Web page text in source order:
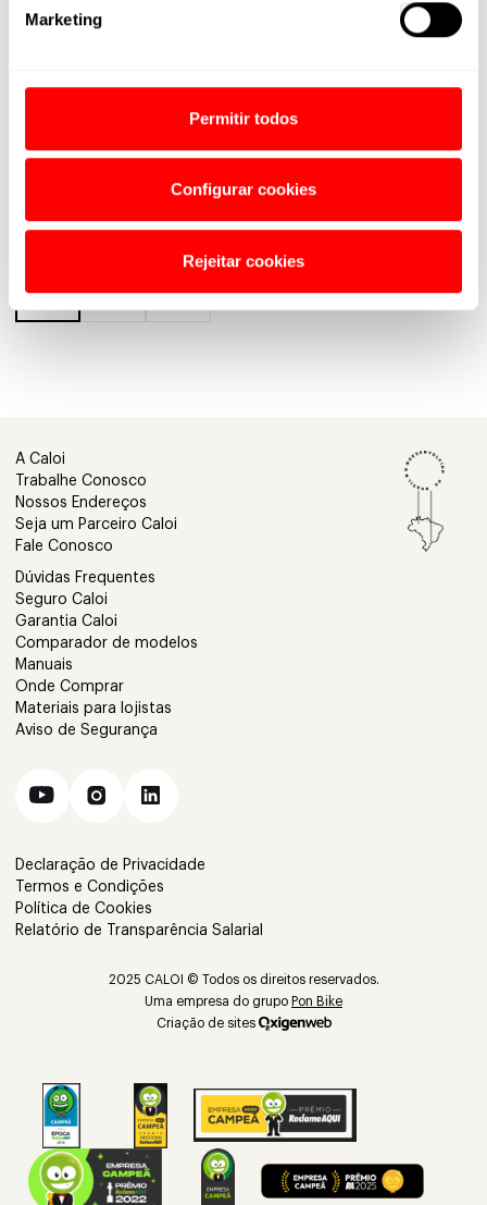
Marketing
Permitir todos
Configurar cookies
Rejeitar cookies
MY26
R$ 2.399,00
A Caloi
Trabalhe Conosco
Nossos Endereços
Seja um Parceiro Caloi
Fale Conosco
Dúvidas Frequentes
Seguro Caloi
Garantia Caloi
Comparador de modelos
Manuais
Onde Comprar
Materiais para lojistas
Aviso de Segurança
Declaração de Privacidade
Termos e Condições
Política de Cookies
Relatório de Transparência Salarial
2025 CALOI © Todos os direitos reservados.
Uma empresa do grupo Pon Bike
Criação de sites